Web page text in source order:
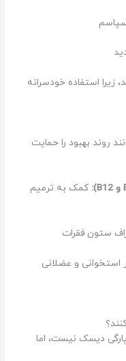
زیرا استفاده خودسرانه
روند بهبود را حمایت
کمک به ترمیم
ستون فقرات
استخوانی و عضلانی
دیسک نیست، اما